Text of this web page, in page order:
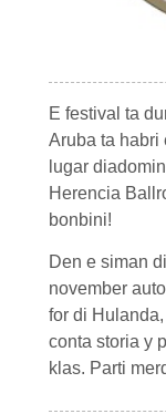
E festival ta
Aruba ta habri
lugar
Herencia
bonbini!
Den e siman
november
for di
conta storia y
klas. Parti